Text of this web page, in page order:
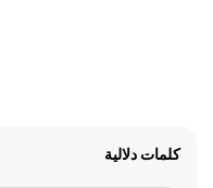
كلمات دلالية